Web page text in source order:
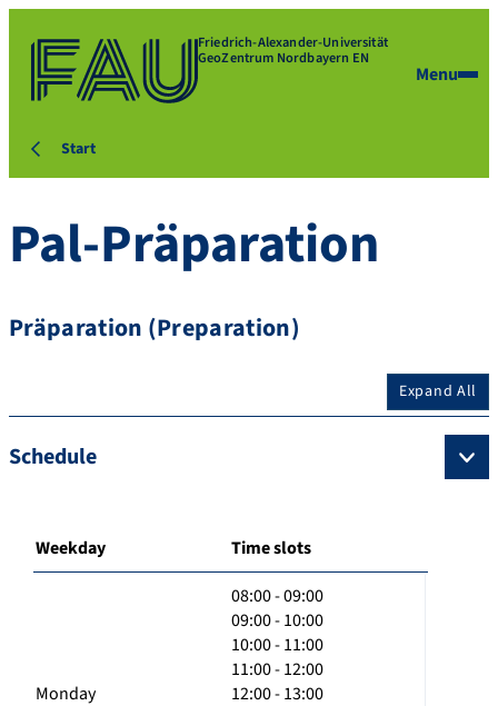
Friedrich-Alexander-Universität
GeoZentrum Nordbayern EN
Menu
Start
Pal-Präparation
Präparation (Preparation)
Expand All
Schedule
Weekday Time slots
Monday
08:00 - 09:00
09:00 - 10:00
10:00 - 11:00
11:00 - 12:00
12:00 - 13:00